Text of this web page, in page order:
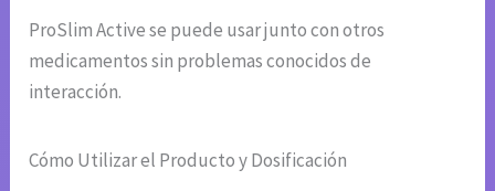
ProSlim Active se puede usar junto con otros
medicamentos sin problemas conocidos de
interacción.
Cómo Utilizar el Producto y Dosificación